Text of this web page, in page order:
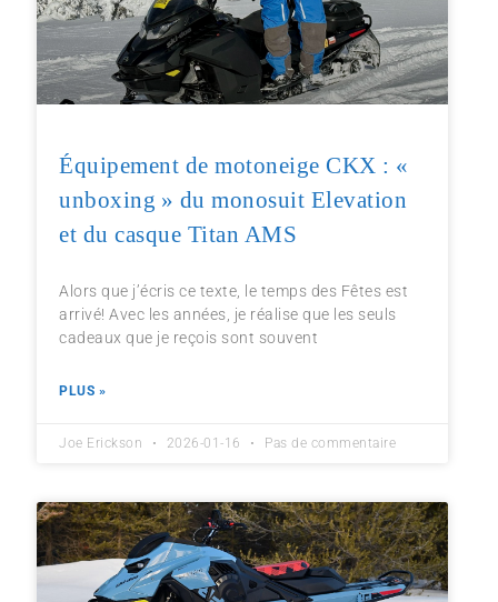
Équipement de motoneige CKX : «
unboxing » du monosuit Elevation
et du casque Titan AMS
Alors que j’écris ce texte, le temps des Fêtes est
arrivé! Avec les années, je réalise que les seuls
cadeaux que je reçois sont souvent
PLUS »
Joe Erickson 2026-01-16 Pas de commentaire